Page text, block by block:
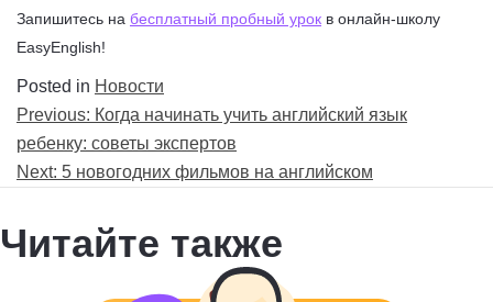
Запишитесь на бесплатный пробный урок в онлайн-школу
EasyEnglish!
Posted in Новости
Навигация
по
записям
Previous: Когда начинать учить английский язык
ребенку: советы экспертов
Next: 5 новогодних фильмов на английском
Читайте также